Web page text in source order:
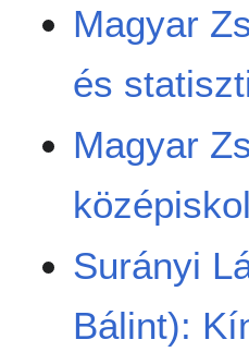
Magyar
és
Magyar
Surányi
Bálint):